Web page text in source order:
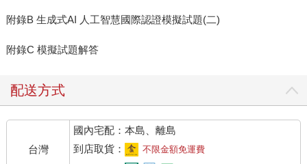
附錄B 生成式AI 人工智慧國際認證模擬試題(二)
附錄C 模擬試題解答
配送方式
台灣
國內宅配：本島、離島
到店取貨：
不限金額免運費